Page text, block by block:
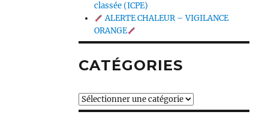
classée (ICPE)
ALERTE CHALEUR – VIGILANCE
ORANGE
CATÉGORIES
Catégories